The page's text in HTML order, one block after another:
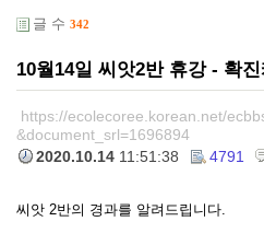
글 수 342
10월14일 씨앗2반 휴강 - 확
https://ecolecoree.korean.net/
&document_srl=1696894
2020.10.14 11:51:38 4791
씨앗 2반의 경과를 알려드립니다.